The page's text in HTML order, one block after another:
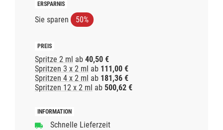
Sie sparen 50%
Spritze 2 ml ab 40,50 €
Spritzen 3 x 2 ml ab 111,00 €
Spritzen 4 x 2 ml ab 181,36 €
Spritzen 12 x 2 ml ab 500,62 €
Schnelle Lieferzeit